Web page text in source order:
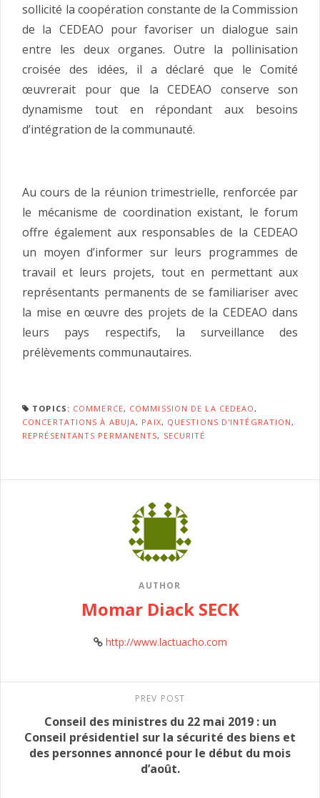
sollicité la coopération constante de la Commission
de la CEDEAO pour favoriser un dialogue sain
entre les deux organes. Outre la pollinisation
croisée des idées, il a déclaré que le Comité
œuvrerait pour que la CEDEAO conserve son
dynamisme tout en répondant aux besoins
d’intégration de la communauté.
Au cours de la réunion trimestrielle, renforcée par
le mécanisme de coordination existant, le forum
offre également aux responsables de la CEDEAO
un moyen d’informer sur leurs programmes de
travail et leurs projets, tout en permettant aux
représentants permanents de se familiariser avec
la mise en œuvre des projets de la CEDEAO dans
leurs pays respectifs, la surveillance des
prélèvements communautaires.
TOPICS: COMMERCE, COMMISSION DE LA CEDEAO ,
CONCERTATIONS À ABUJA, PAIX, QUESTIONS D'INTÉGRATION ,
REPRÉSENTANTS PERMANENTS, SECURITÉ
AUTHOR
Momar Diack SECK
http://www.lactuacho.com
PREV POST
Conseil des ministres du 22 mai 2019 : un
Conseil présidentiel sur la sécurité des biens et
des personnes annoncé pour le début du mois
d’août.